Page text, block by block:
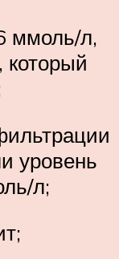
ммоль/л,
который
уровень
л;